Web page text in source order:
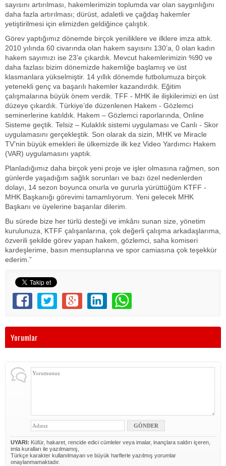
sayısını artırılması, hakemlerimizin toplumda var olan saygınlığını
daha fazla artırılması; dürüst, adaletli ve çağdaş hakemler
yetiştirilmesi için elimizden geldiğince çalıştık.
Görev yaptığımız dönemde birçok yeniliklere ve ilklere imza attık.
2010 yılında 60 civarında olan hakem sayısını 130’a, 0 olan kadın
hakem sayımızı ise 23’e çıkardık. Mevcut hakemlerimizin %90 ve
daha fazlası bizim dönemizde hakemliğe başlamış ve üst
klasmanlara yükselmiştir. 14 yıllık dönemde futbolumuza birçok
yetenekli genç va başarılı hakemler kazandırdık. Eğitim
çalışmalarına büyük önem verdik. TFF - MHK ile ilişkilerimizi en üst
düzeye çıkardık. Türkiye’de düzenlenen Hakem - Gözlemci
seminerlerine katıldık. Hakem – Gözlemci raporlarında, Online
Sisteme geçtik. Telsiz – Kulaklık sistemi uygulaması ve Canlı - Skor
uygulamasını gerçekleştik. Son olarak da sizin, MHK ve Miracle
TV’nin büyük emekleri ile ülkemizde ilk kez Video Yardımcı Hakem
(VAR) uygulamasını yaptık.
Planladığımız daha birçok yeni proje ve işler olmasına rağmen, son
günlerde yaşadığım sağlık sorunları ve bazı özel nedenlerden
dolayı, 14 sezon boyunca onurla ve gururla yürüttüğüm KTFF -
MHK Başkanığı görevimi tamamlıyorum. Yeni gelecek MHK
Başkanı ve üyelerine başarılar dilerim.
Bu sürede bize her türlü desteği ve imkânı sunan size, yönetim
kurulunuza, KTFF çalışanlarına, çok değerli çalışma arkadaşlarıma,
özverili şekilde görev yapan hakem, gözlemci, saha komiseri
kardeşlerime, basın mensuplarına ve spor camiasına çok teşekkür
ederim.”
Yorumlar
UYARI: Küfür, hakaret, rencide edici cümleler veya imalar, inançlara saldırı içeren,
imla kuralları ile yazılmamış,
Türkçe karakter kullanılmayan ve büyük harflerle yazılmış yorumlar
onaylanmamaktadır.